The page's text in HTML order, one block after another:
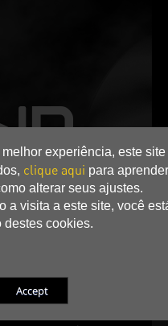
experiência, este site
clique aqui para aprender
alterar seus ajustes.
a visita a este site, você
destes cookies.
enquanto você está